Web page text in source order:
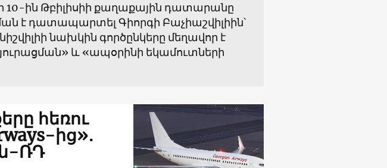
10-ին Թբիլիսիի քաղաքային դատարանը
է դատապարտել Գիորգի Բաչիաշվիլիին՝
նախկին գործընկերը մեղավոր է
և «ապօրինի եկամուտների
հեռու
ից»․
ՌԴ